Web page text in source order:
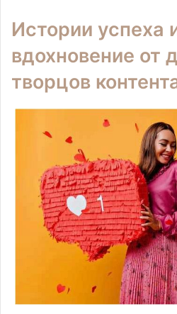
Истории успеха
вдохновение от
творцов